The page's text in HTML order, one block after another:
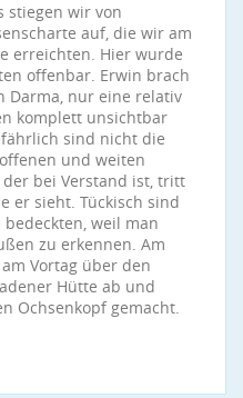
stiegen wir von
auf, die wir am
erreichten. Hier wurde
offenbar. Erwin brach
Darma, nur eine relativ
komplett unsichtbar
sind nicht die
und weiten
bei Verstand ist, tritt
er sieht. Tückisch sind
weil man
zu erkennen. Am
Vortag über den
Hütte ab und
Ochsenkopf gemacht.